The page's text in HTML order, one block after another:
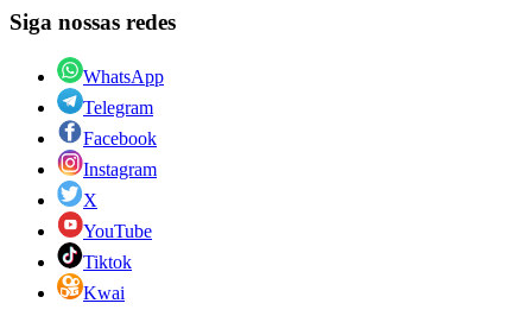
Siga nossas redes
WhatsApp
Telegram
Facebook
Instagram
X
YouTube
Tiktok
Kwai